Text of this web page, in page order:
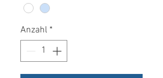
Anzahl *